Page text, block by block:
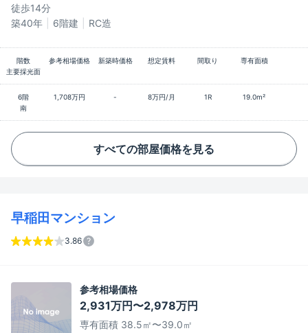
徒歩14分
築40年
6階建 RC造
階数 参考相場価格 新築時価格 想定賃料 間取り
専有面積
主要採光面
6階 1,708万円 - 8万円/月 1R
19.0m²
南
すべての部屋価格を見る
早稲田マンション
3.86
参考相場価格
2,931万円〜2,978万円
専有面積 38.5㎡〜39.0㎡